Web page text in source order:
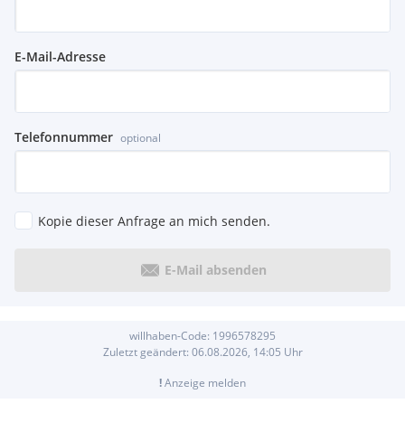
E-Mail-Adresse
Telefonnummer optional
Kopie dieser Anfrage an mich senden.
E-Mail absenden
willhaben-Code: 1996578295
Zuletzt geändert: 06.08.2026, 14:05 Uhr
!Anzeige melden